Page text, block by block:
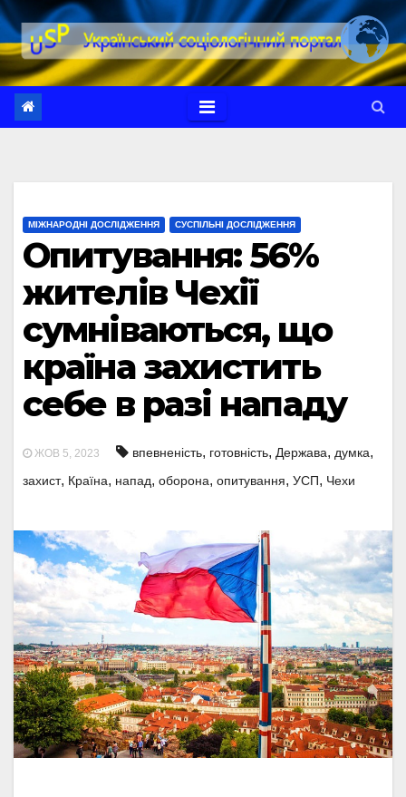
Перейти
до
вмісту
МІЖНАРОДНІ ДОСЛІДЖЕННЯ СУСПІЛЬНІ ДОСЛІДЖЕННЯ
Опитування: 56%
жителів Чехії
сумніваються, що
країна захистить
себе в разі нападу
ЖОВ 5, 2023 впевненість, готовність, Держава, думка,
захист, Країна, напад, оборона, опитування, УСП, Чехи